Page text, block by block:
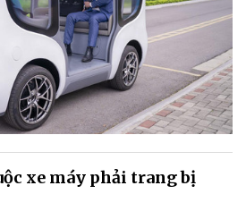
xe máy phải trang bị